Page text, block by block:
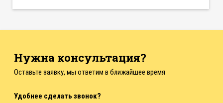
Нужна консультация?
Оставьте заявку, мы ответим в ближайшее время
Удобнее сделать звонок?